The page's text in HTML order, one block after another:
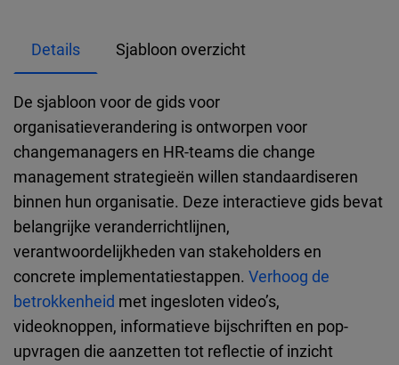
Details Sjabloon overzicht
De sjabloon voor de gids voor
organisatieverandering is ontworpen voor
changemanagers en HR-teams die change
management strategieën willen standaardiseren
binnen hun organisatie. Deze interactieve gids bevat
belangrijke veranderrichtlijnen,
verantwoordelijkheden van stakeholders en
concrete implementatiestappen. Verhoog de
betrokkenheid met ingesloten video’s,
videoknoppen, informatieve bijschriften en pop-
upvragen die aanzetten tot reflectie of inzicht